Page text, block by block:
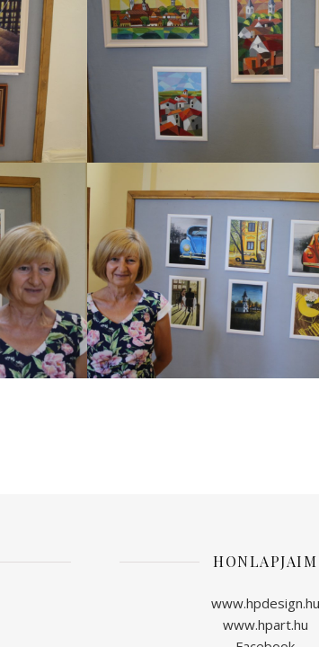
HONLAPJAIM
www.hpdesign.hu
www.hpart.hu